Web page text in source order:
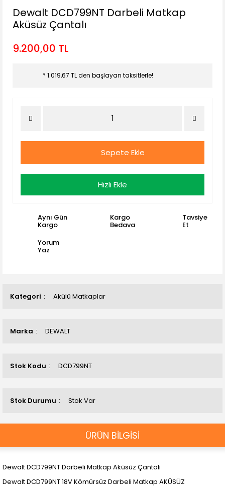
Kategori Akülü Matkaplar
Marka DEWALT
Stok Kodu DCD799NT
Stok Durumu Stok Var
Dewalt DCD799NT Darbeli Matkap
Aküsüz Çantalı
9.200,00 TL
* 1.019,67 TL den başlayan taksitlerle!
Sepete Ekle
Hızlı Ekle
Aynı Gün
Kargo
Kargo
Bedava
Tavsiye
Et
Yorum
Yaz
ÜRÜN BİLGİSİ
Dewalt DCD799NT Darbeli Matkap Aküsüz Çantalı
Dewalt DCD799NT 18V Kömürsüz Darbeli Matkap AKÜSÜZ